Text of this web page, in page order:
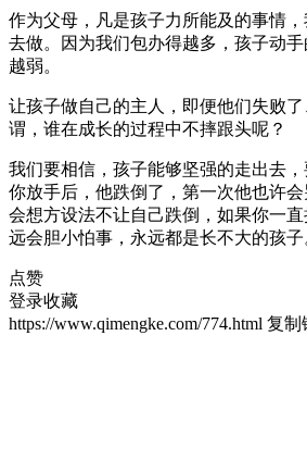
作为父母，凡是孩子力所能及的事情
去做。因为我们包办得越多，孩子动
越弱。
让孩子做自己的主人，即便他们失败
谓，谁在成长的过程中不摔跟头呢？
我们要相信，孩子能够坚强的走出去
你放手后，他跌倒了，第一次他也许
会想方设法不让自己跌倒，如果你一
远会胆小怕事，永远都是长不大的孩子
点赞
登录收藏
https://www.qimengke.com/774.html 复制